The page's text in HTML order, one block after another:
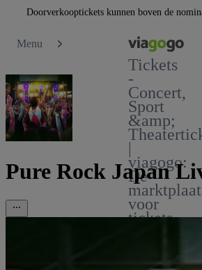
Doorverkooptickets kunnen boven de
Menu
Tickets
-
Concert,
Sport
&amp;
|
viagogo:
De
voor
tickets
Pure Rock Japan